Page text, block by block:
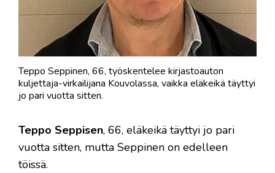
Teppo Seppinen, 66, työskentelee kirjastoauton
kuljettaja-virkailijana Kouvolassa, vaikka eläkeikä täyttyi
jo pari vuotta sitten.
Teppo Seppisen, 66, eläkeikä täyttyi jo pari
vuotta sitten, mutta Seppinen on edelleen
töissä.